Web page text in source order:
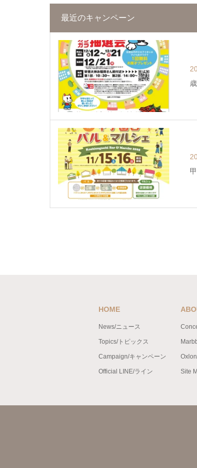
最近のキャンペーン
HOME
News/ニュース
Topics/トピックス
Campaign/キャンペーン
Official LINE/ライン Site